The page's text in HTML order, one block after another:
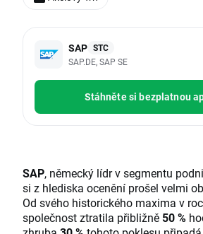
SAP STC
SAP.DE, SAP SE
Stáhněte si bezplatnou
SAP, německý lídr v segmentu
si z hlediska ocenění prošel velmi
Od svého historického maxima v
společnost ztratila přibližně 50 %